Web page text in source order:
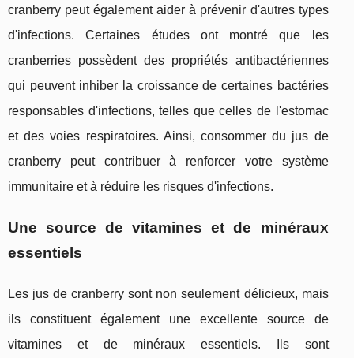
cranberry peut également aider à prévenir d'autres types
d'infections. Certaines études ont montré que les
cranberries possèdent des propriétés antibactériennes
qui peuvent inhiber la croissance de certaines bactéries
responsables d'infections, telles que celles de l'estomac
et des voies respiratoires. Ainsi, consommer du jus de
cranberry peut contribuer à renforcer votre système
immunitaire et à réduire les risques d'infections.
Une source de vitamines et de minéraux
essentiels
Les jus de cranberry sont non seulement délicieux, mais
ils constituent également une excellente source de
vitamines et de minéraux essentiels. Ils sont